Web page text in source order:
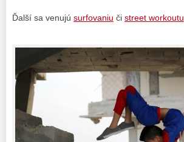
Ďalší sa venujú surfovaniu či street workoutu